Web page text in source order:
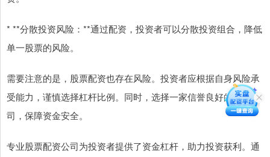
* **分散投资风险：**通过配资，投资者可以分散投资组合，降低
单一股票的风险。
需要注意的是，股票配资也存在风险。投资者应根据自身风险承
受能力，谨慎选择杠杆比例。同时，选择一家信誉良好的配资公
司，保障资金安全。
专业股票配资公司为投资者提供了资金杠杆，助力投资获利。通